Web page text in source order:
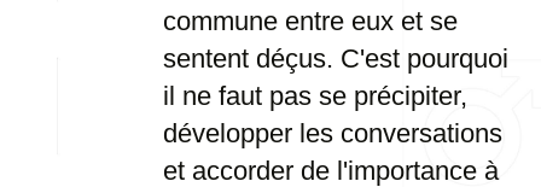
commune entre eux et se
sentent déçus. C'est pourquoi
il ne faut pas se précipiter,
développer les conversations
et accorder de l'importance à